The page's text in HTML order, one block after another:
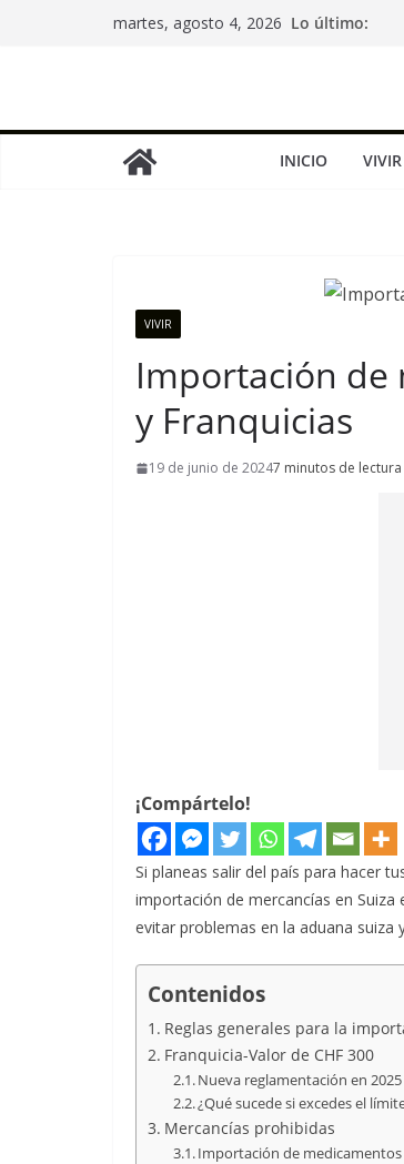
martes, agosto 4, 2026 Lo último:
INICIO VIVIR
VIVIR
Importación de
y Franquicias
19 de junio de 20247 minutos de lectura
¡Compártelo!
Si planeas salir del país para hacer
importación de mercancías en
evitar problemas en la aduana suiza
Contenidos
Reglas generales para la
Franquicia-Valor de CHF 300
Nueva reglamentación en 2025
¿Qué sucede si excedes el
Mercancías prohibidas
Importación de medicamentos